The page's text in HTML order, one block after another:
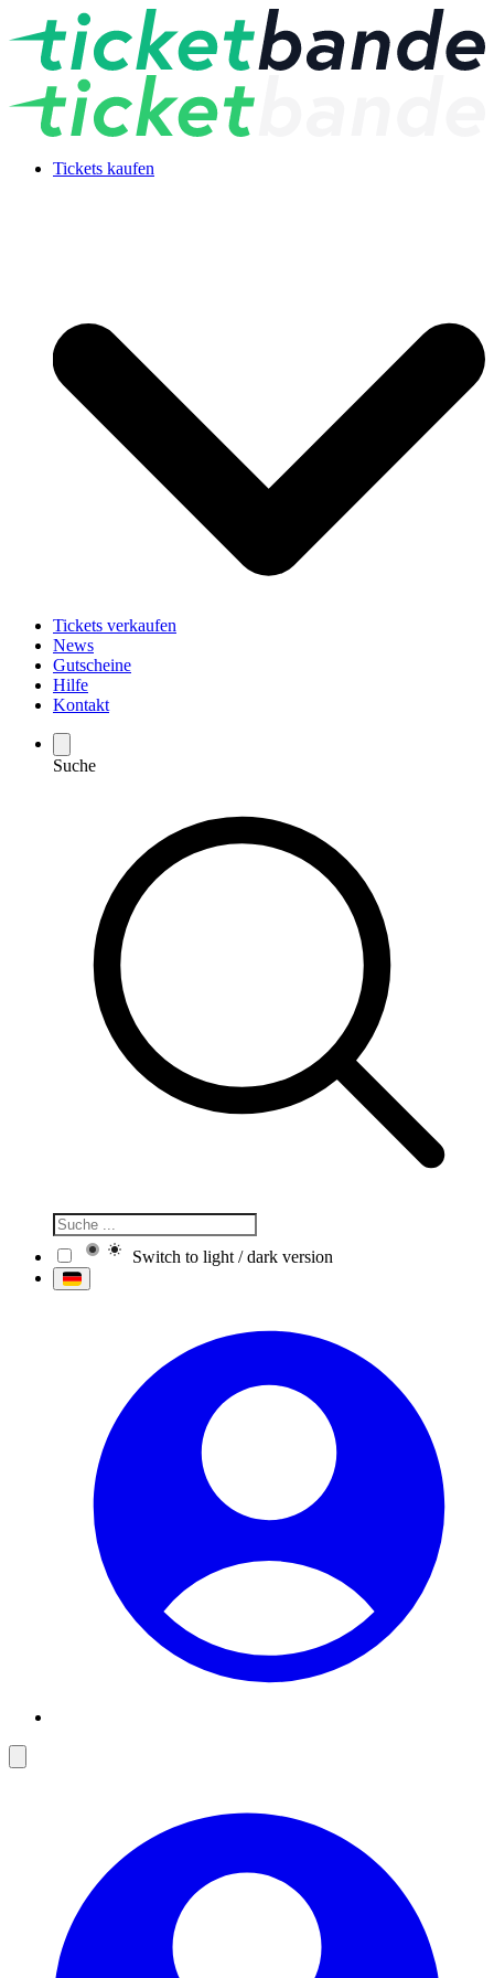
Tickets kaufen
Tickets verkaufen
News
Gutscheine
Hilfe
Kontakt
Suche
Switch to light / dark version